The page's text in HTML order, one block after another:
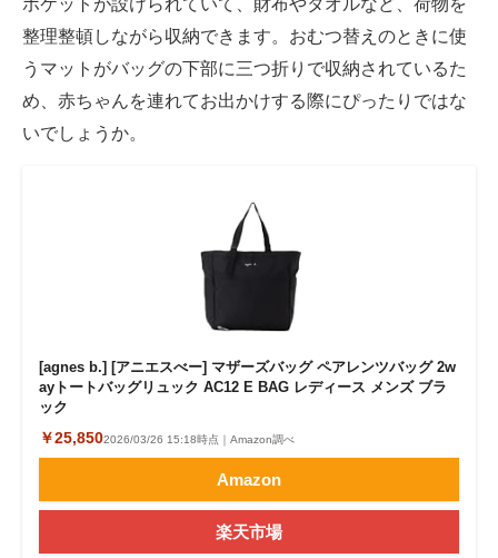
ポケットが設けられていて、財布やタオルなど、荷物を
整理整頓しながら収納できます。おむつ替えのときに使
うマットがバッグの下部に三つ折りで収納されているた
め、赤ちゃんを連れてお出かけする際にぴったりではな
いでしょうか。
[agnes b.] [アニエスべー] マザーズバッグ ペアレンツバッグ 2w
ayトートバッグリュック AC12 E BAG レディース メンズ ブラ
ック
￥25,8502026/03/26 15:18時点｜Amazon調べ
Amazon
楽天市場